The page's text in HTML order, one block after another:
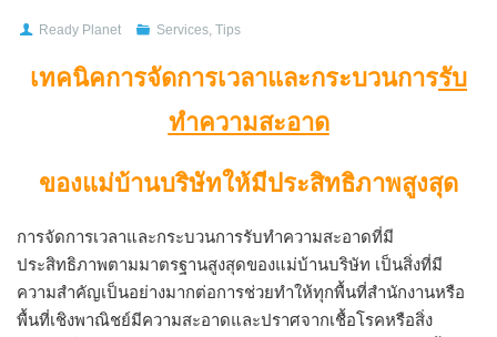
Ready Planet Services, Tips
เทคนิคการจัดการเวลาและกระบวนการรับ
ทำความสะอาด
ของแม่บ้านบริษัทให้มีประสิทธิภาพสูงสุด
การจัดการเวลาและกระบวนการรับทำความสะอาดที่มี
ประสิทธิภาพตามมาตรฐานสูงสุดของแม่บ้านบริษัท เป็นสิ่งที่มี
ความสำคัญเป็นอย่างมากต่อการช่วยทำให้ทุกพื้นที่สำนักงานหรือ
พื้นที่เชิงพาณิชย์มีความสะอาดและปราศจากเชื้อโรคหรือสิ่ง